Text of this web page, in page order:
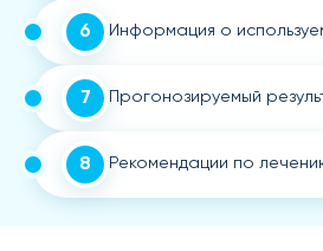
6 Информация о
7 Прогонозируемый
8 Рекомендации по